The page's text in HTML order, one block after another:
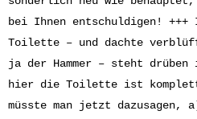
bei Ihnen entschuldigen!
Toilette – und dachte
ja der Hammer – steht drüben
hier die Toilette ist
müsste man jetzt dazusagen,